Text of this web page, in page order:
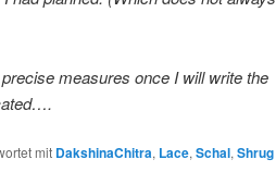
measures once I will write the
mit DakshinaChitra, Lace, Schal, Shrug